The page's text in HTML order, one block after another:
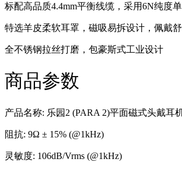
标配高品质4.4mm平衡线缆，采用6N纯度
特选羊皮柔软耳罩，磁吸易拆设计，佩戴
全不锈钢拉丝打磨，包豪斯式工业设计
商品参数
产品名称: 乐园2 (PARA 2)平面磁式头戴耳
阻抗: 9Ω ± 15% (@1kHz)
灵敏度: 106dB/Vrms (@1kHz)